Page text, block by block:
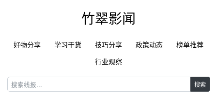
竹翠影闻
好物分享 学习干货 技巧分享 政策动态
榜单推荐
行业观察
搜索